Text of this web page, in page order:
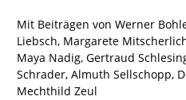
Mit Beiträgen von Werner
Liebsch, Margarete
Maya Nadig, Gertraud
Schrader, Almuth Sellschopp,
Mechthild Zeul